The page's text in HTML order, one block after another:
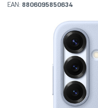
EAN: 8806095850634